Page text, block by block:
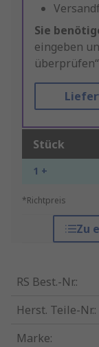
Sie
eingeben
Stück
1 +
*Richtpreis
Zu
RS Best.-Nr.:
Herst. Teile-Nr.:
Marke: